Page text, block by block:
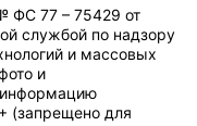
ФС 77 – 75429 от
службой по надзору
и массовых
и
(запрещено для